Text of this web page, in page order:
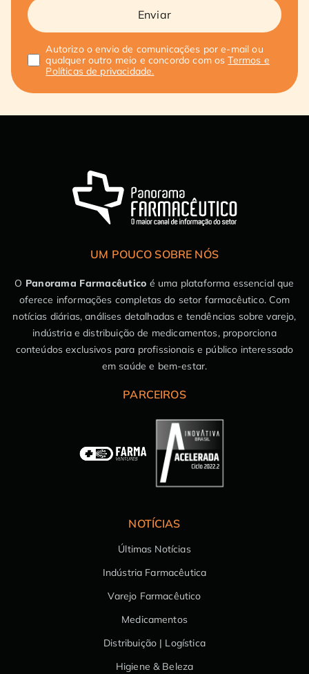
Enviar
Autorizo o envio de comunicações por e-mail ou
qualquer outro meio e concordo com osTermos e
Políticas de privacidade.
UM POUCO SOBRE NÓS
O Panorama Farmacêutico é uma plataforma essencial que
oferece informações completas do setor farmacêutico. Com
notícias diárias, análises detalhadas e tendências sobre varejo,
indústria e distribuição de medicamentos, proporciona
conteúdos exclusivos para profissionais e público interessado
em saúde e bem-estar.
PARCEIROS
NOTÍCIAS
Últimas Notícias
Indústria Farmacêutica
Varejo Farmacêutico
Medicamentos
Distribuição | Logística
Higiene & Beleza